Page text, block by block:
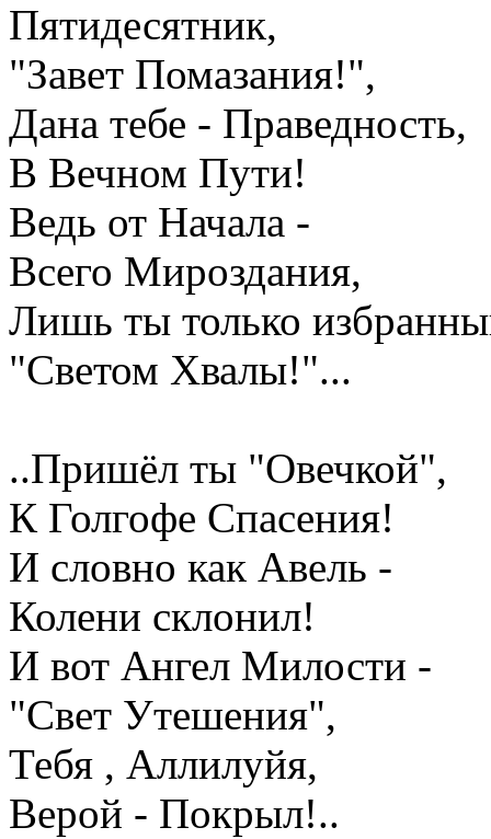
Пятидесятник,
"Завет Помазания!",
Дана тебе - Праведность,
В Вечном Пути!
Ведь от Начала -
Всего Мироздания,
Лишь ты только
"Светом Хвалы!"...
..Пришёл ты "Овечкой",
К Голгофе Спасения!
И словно как Авель -
Колени склонил!
И вот Ангел Милости -
"Свет Утешения",
Тебя , Аллилуйя,
Верой - Покрыл!..